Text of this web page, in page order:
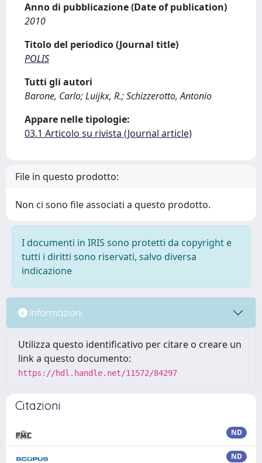
Anno di pubblicazione (Date of publication)
2010
Titolo del periodico (Journal title)
POLIS
Tutti gli autori
Barone, Carlo; Luijkx, R.; Schizzerotto, Antonio
Appare nelle tipologie:
03.1 Articolo su rivista (Journal article)
File in questo prodotto:
Non ci sono file associati a questo prodotto.
I documenti in IRIS sono protetti da copyright e
tutti i diritti sono riservati, salvo diversa
indicazione
Informazioni
Utilizza questo identificativo per citare o creare un
link a questo documento:
https://hdl.handle.net/11572/84297
Citazioni
ND
ND